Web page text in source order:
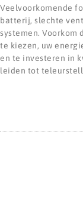
Veelvoorkomende
batterij, slechte
systemen.
te kiezen, uw
en te investeren in
leiden tot